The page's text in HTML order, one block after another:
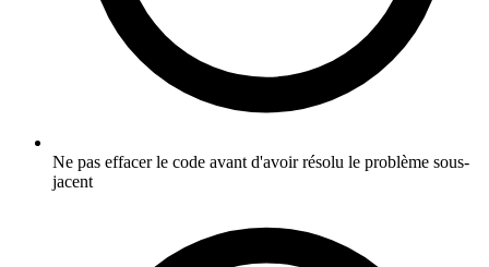
Ne pas effacer le code avant d'avoir résolu le problème sous-
jacent